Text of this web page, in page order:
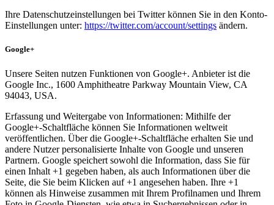
Ihre Datenschutzeinstellungen bei Twitter können Sie in den Konto-
Einstellungen unter: https://twitter.com/account/settings ändern.
Google+
Unsere Seiten nutzen Funktionen von Google+. Anbieter ist die
Google Inc., 1600 Amphitheatre Parkway Mountain View, CA
94043, USA.
Erfassung und Weitergabe von Informationen: Mithilfe der
Google+-Schaltfläche können Sie Informationen weltweit
veröffentlichen. Über die Google+-Schaltfläche erhalten Sie und
andere Nutzer personalisierte Inhalte von Google und unseren
Partnern. Google speichert sowohl die Information, dass Sie für
einen Inhalt +1 gegeben haben, als auch Informationen über die
Seite, die Sie beim Klicken auf +1 angesehen haben. Ihre +1
können als Hinweise zusammen mit Ihrem Profilnamen und Ihrem